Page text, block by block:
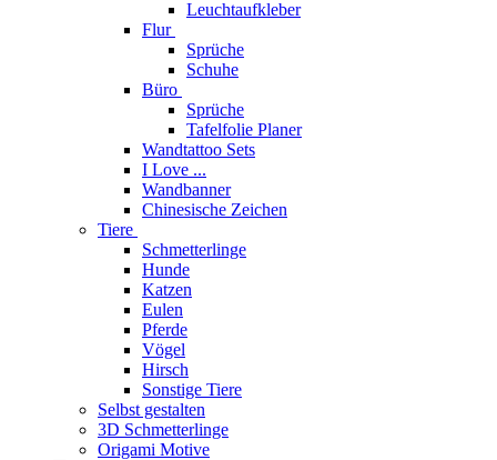
Leuchtaufkleber
Flur
Sprüche
Schuhe
Büro
Sprüche
Tafelfolie Planer
Wandtattoo Sets
I Love ...
Wandbanner
Chinesische Zeichen
Tiere
Schmetterlinge
Hunde
Katzen
Eulen
Pferde
Vögel
Hirsch
Sonstige Tiere
Selbst gestalten
3D Schmetterlinge
Origami Motive